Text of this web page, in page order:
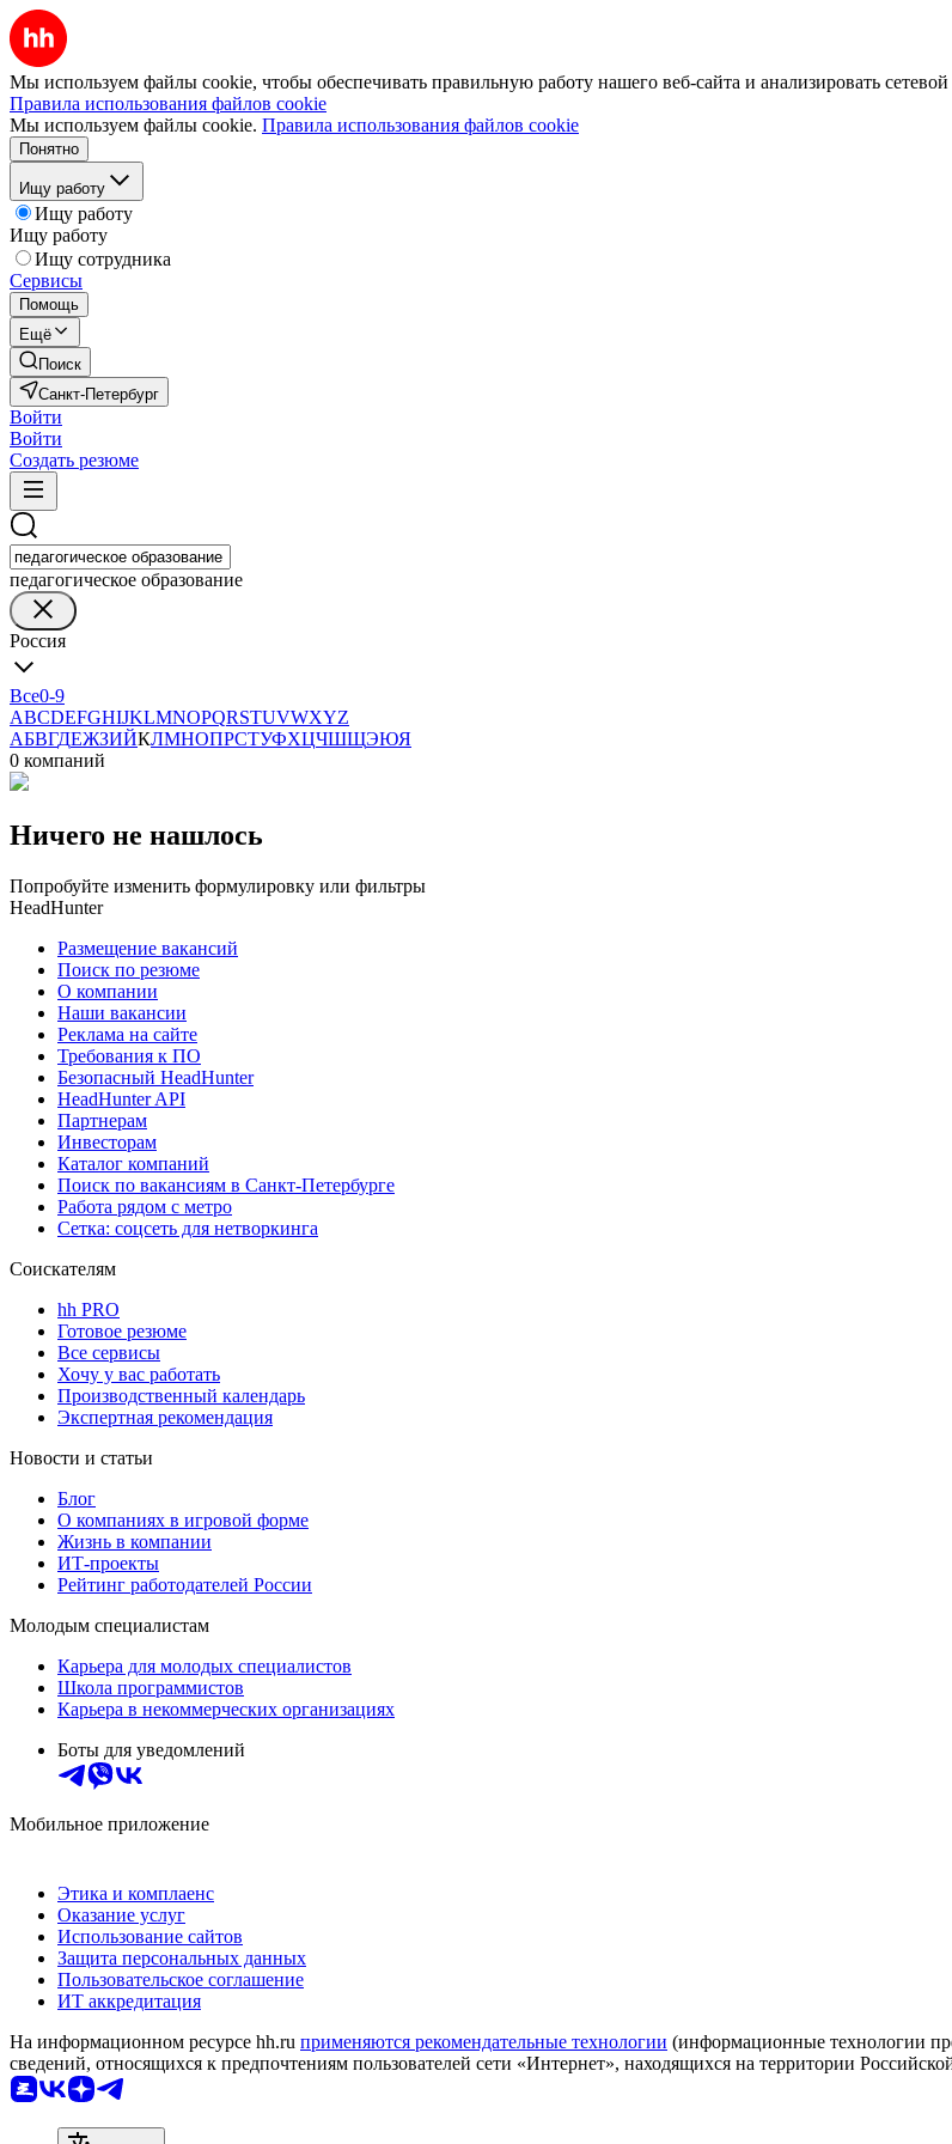
Мы используем файлы cookie, чтобы обеспечивать правильную работу нашего веб-сайта и анализировать
Правила использования файлов cookie
Мы используем файлы cookie. Правила использования файлов cookie
Понятно
Ищу работу
Ищу работу
Ищу работу
Ищу сотрудника
Сервисы
Помощь
Ещё
Поиск
Санкт-Петербург
Войти
Войти
Создать резюме
педагогическое образование
Россия
Все0-9
ABCDEFGHIJKLMNOPQRSTUVWXYZ
АБВГДЕЖЗИЙКЛМНОПРСТУФХЦЧШЩЭЮЯ
0 компаний
Ничего не нашлось
Попробуйте изменить формулировку или фильтры
HeadHunter
Размещение вакансий
Поиск по резюме
О компании
Наши вакансии
Реклама на сайте
Требования к ПО
Безопасный HeadHunter
HeadHunter API
Партнерам
Инвесторам
Каталог компаний
Поиск по вакансиям в Санкт-Петербурге
Работа рядом с метро
Сетка: соцсеть для нетворкинга
Соискателям
hh PRO
Готовое резюме
Все сервисы
Хочу у вас работать
Производственный календарь
Экспертная рекомендация
Новости и статьи
Блог
О компаниях в игровой форме
Жизнь в компании
ИТ-проекты
Рейтинг работодателей России
Молодым специалистам
Карьера для молодых специалистов
Школа программистов
Карьера в некоммерческих организациях
Боты для уведомлений
Мобильное приложение
Этика и комплаенс
Оказание услуг
Использование сайтов
Защита персональных данных
Пользовательское соглашение
ИТ аккредитация
На информационном ресурсе hh.ru применяются рекомендательные технологии (информационные технологии
сведений, относящихся к предпочтениям пользователей сети «Интернет», находящихся на территории